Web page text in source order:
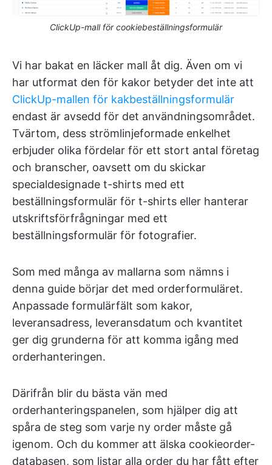
ClickUp-mall för cookiebeställningsformulär
Vi har bakat en läcker mall åt dig. Även om vi
har utformat den för kakor betyder det inte att
ClickUp-mallen för kakbeställningsformulär
endast är avsedd för det användningsområdet.
Tvärtom, dess strömlinjeformade enkelhet
erbjuder olika fördelar för ett stort antal företag
och branscher, oavsett om du skickar
specialdesignade t-shirts med ett
beställningsformulär för t-shirts eller hanterar
utskriftsförfrågningar med ett
beställningsformulär för fotografier.
Som med många av mallarna som nämns i
denna guide börjar det med orderformuläret.
Anpassade formulärfält som kakor,
leveransadress, leveransdatum och kvantitet
ger dig grunderna för att komma igång med
orderhanteringen.
Därifrån blir du bästa vän med
orderhanteringspanelen, som hjälper dig att
spåra de steg som varje ny order måste gå
igenom. Och du kommer att älska cookieorder-
databasen, som listar alla order du har fått efter